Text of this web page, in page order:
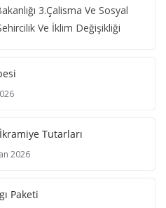
3.Çalisma Ve Sosyal
Ve İklim Değişikliği
Tutarları
2026
Paketi